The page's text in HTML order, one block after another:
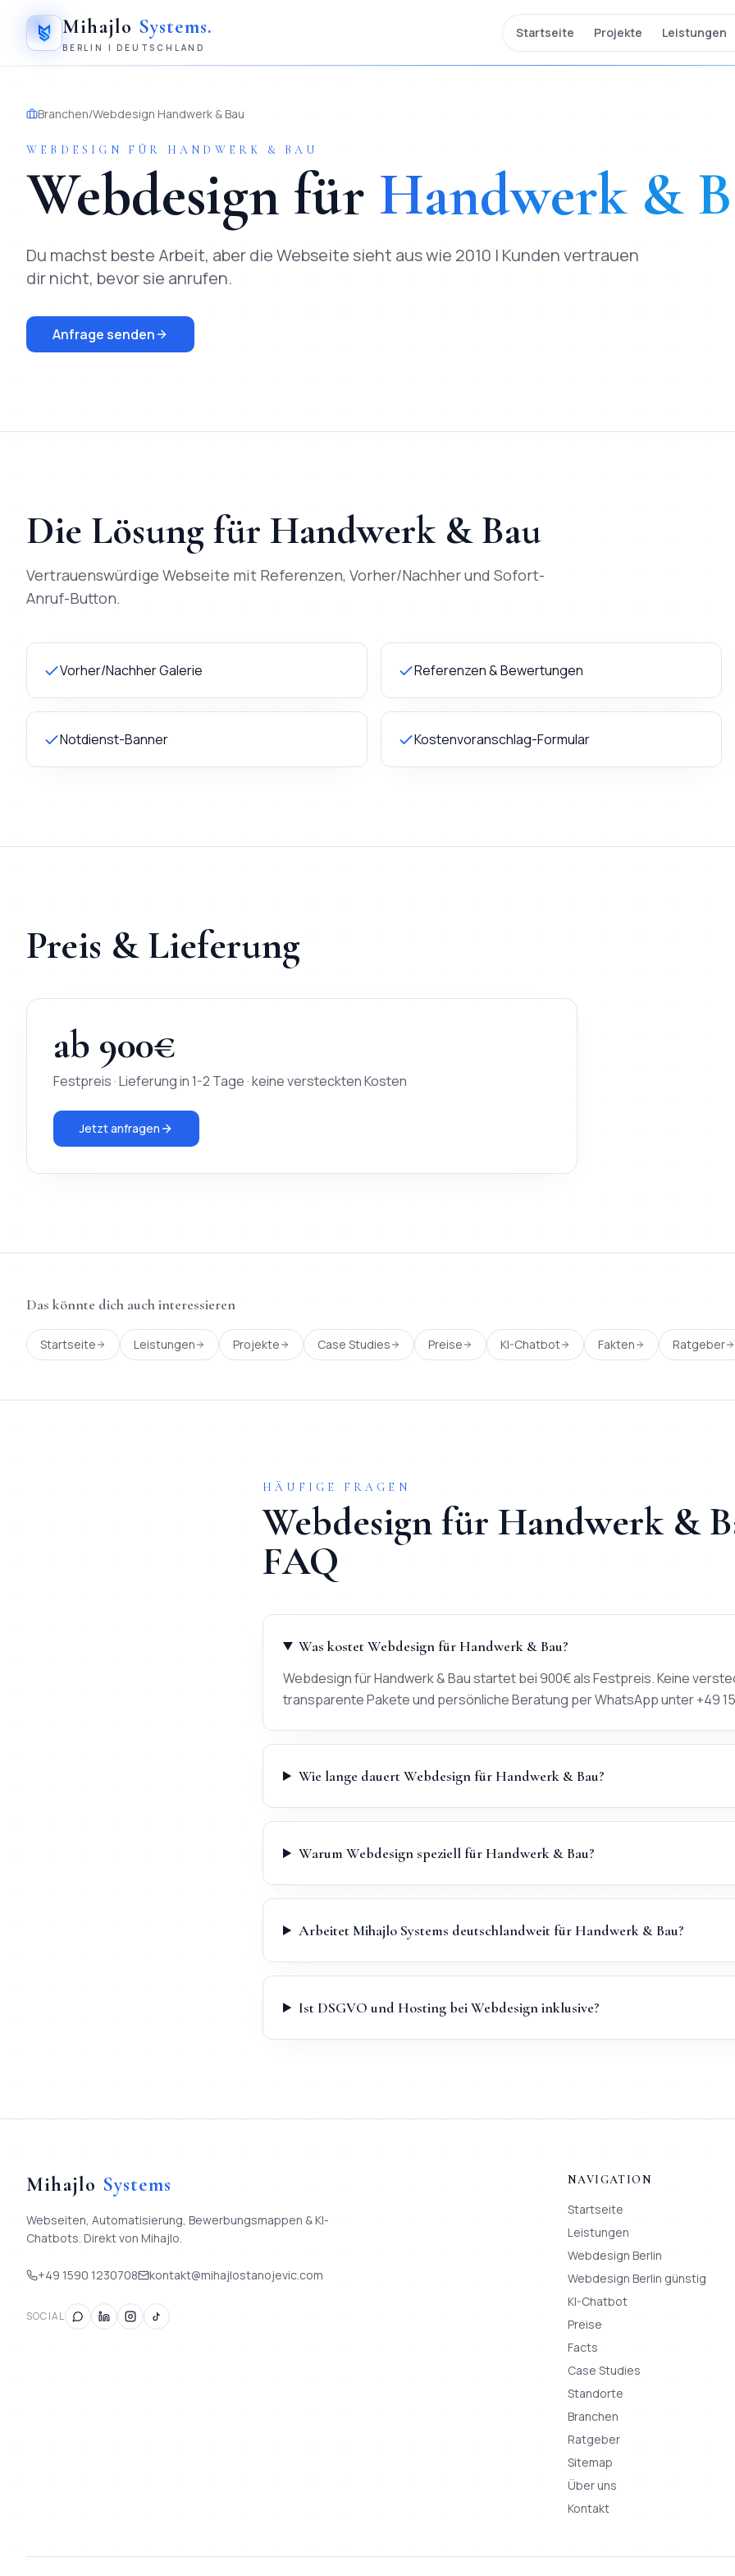
Mihajlo Systems.
BERLIN | DEUTSCHLAND
Startseite Projekte Leistungen
Branchen/Webdesign Handwerk & Bau
WEBDESIGN FÜR HANDWERK & BAU
Webdesign für Handwerk &
Du machst beste Arbeit, aber die Webseite sieht aus wie 2010 | Kunden vertrauen
dir nicht, bevor sie anrufen.
Anfrage senden
Die Lösung für Handwerk & Bau
Vertrauenswürdige Webseite mit Referenzen, Vorher/Nachher und Sofort-
Anruf-Button.
Vorher/Nachher Galerie Referenzen & Bewertungen
Notdienst-Banner Kostenvoranschlag-Formular
Preis & Lieferung
ab 900€
Festpreis · Lieferung in1-2 Tage · keine versteckten Kosten
Jetzt anfragen
Das könnte dich auch interessieren
Startseite Leistungen Projekte Case Studies Preise KI-Chatbot Fakten Ratgeber
HÄUFIGE FRAGEN
Webdesignfür Handwerk &
FAQ
Was kostet Webdesign für Handwerk & Bau?
Webdesign für Handwerk & Bau startet bei 900€ als Festpreis. Keine
transparente Pakete und persönliche Beratung per WhatsApp unter +49
Wie lange dauert Webdesign für Handwerk & Bau?
Warum Webdesign speziell für Handwerk & Bau?
Arbeitet Mihajlo Systems deutschlandweit für Handwerk & Bau?
Ist DSGVO und Hosting bei Webdesign inklusive?
Mihajlo Systems
Webseiten, Automatisierung, Bewerbungsmappen & KI-
Chatbots. Direkt von Mihajlo.
+49 1590 1230708 kontakt@mihajlostanojevic.com
SOCIAL
NAVIGATION
Startseite
Leistungen
Webdesign Berlin
Webdesign Berlin günstig
KI-Chatbot
Preise
Facts
Case Studies
Standorte
Branchen
Ratgeber
Sitemap
Über uns
Kontakt